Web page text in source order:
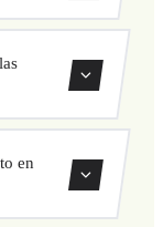
completa
con
en